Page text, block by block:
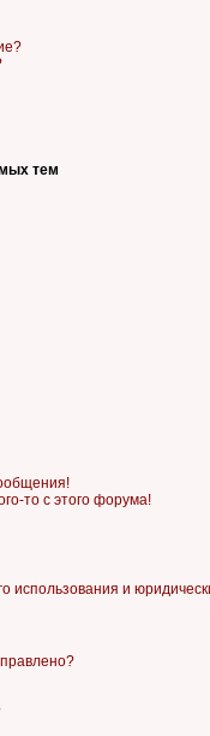
тем
то с этого форума!
использования и